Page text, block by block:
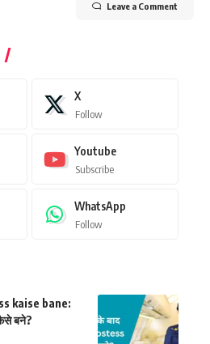
Leave a Comment
X
Follow
Youtube
Subscribe
WhatsApp
Follow
kaise bane:
बने?